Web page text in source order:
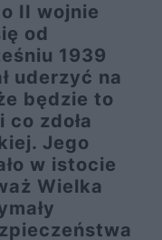
II wojnie
od
1939
uderzyć na
będzie to
zdoła
Jego
w istocie
Wielka